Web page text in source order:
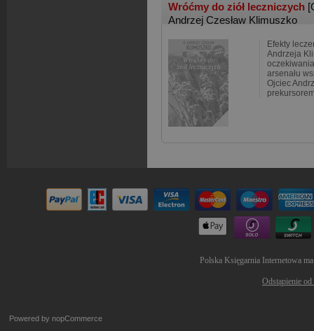
Wróćmy do ziół leczniczych
Andrzej Czesław Klimuszko
Efekty
Andrzeja
arsenału
Ojciec
Polska Księgarnia Internetowa
Odstąpienie
Powered by nopCommerce